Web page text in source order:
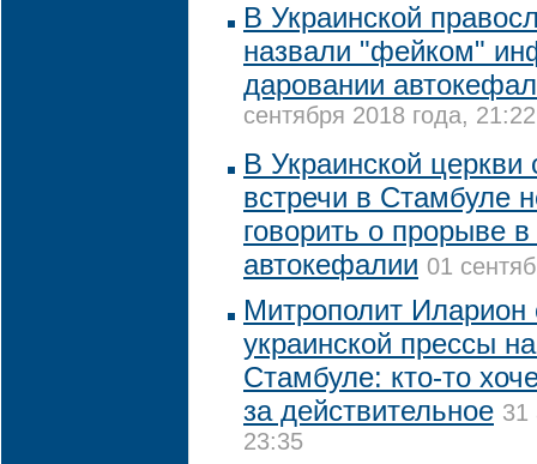
В Украинской
назвали "фейком"
даровании
сентября 2018 года, 21:22
В Украинской церкви
встречи в Стамбуле
говорить о прорыве
автокефалии 01
Митрополит Иларион
украинской прессы
Стамбуле: кто-то
за действительное 31
23:35